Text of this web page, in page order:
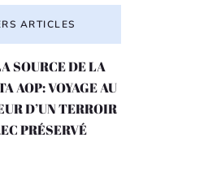
ARTICLES
SOURCE DE LA
AOP: VOYAGE AU
D’UN TERROIR
PRÉSERVÉ